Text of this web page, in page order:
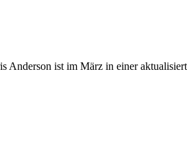
Anderson ist im März in einer